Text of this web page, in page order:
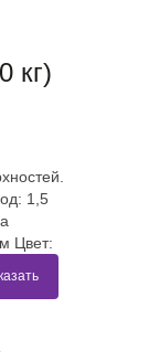
кг)
1,5
Цвет: